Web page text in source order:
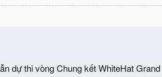
dự thi vòng Chung kết WhiteHat